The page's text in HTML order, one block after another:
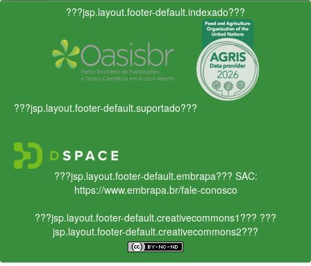
???jsp.layout.footer-default.indexado???
???jsp.layout.footer-default.suportado???
???jsp.layout.footer-default.embrapa??? SAC:
https://www.embrapa.br/fale-conosco
???jsp.layout.footer-default.creativecommons1??? ???
jsp.layout.footer-default.creativecommons2???